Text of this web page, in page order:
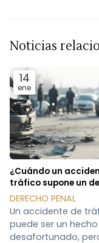
Noticias
14
ene
¿Cuándo un
tráfico supone un
DERECHO PENAL
Un accidente de
puede ser un hecho
desafortunado,